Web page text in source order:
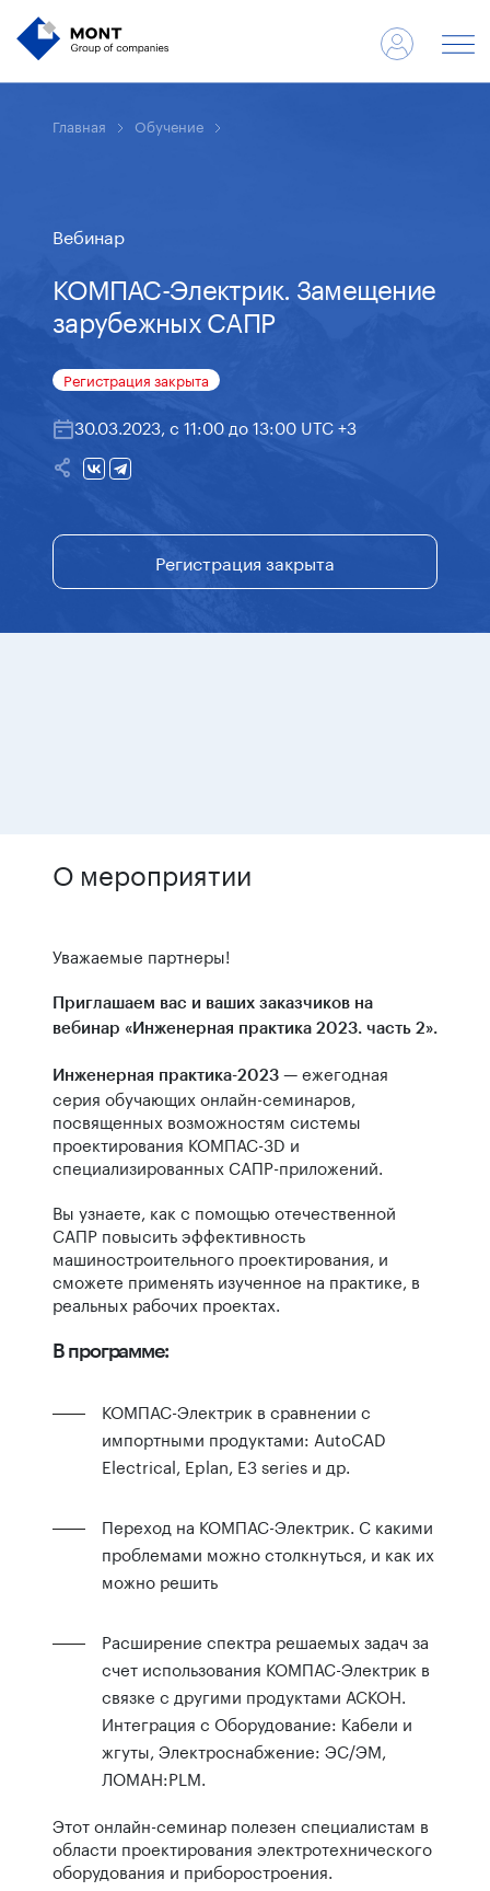
Главная Обучение
Вебинар
КОМПАС-Электрик. Замещение
зарубежных САПР
Регистрация закрыта
30.03.2023, с 11:00 до 13:00 UTC +3
Регистрация закрыта
О мероприятии
Уважаемые партнеры!
Приглашаем вас и ваших заказчиков на
вебинар «Инженерная практика 2023. часть 2».
Инженерная практика-2023 — ежегодная
серия обучающих онлайн-семинаров,
посвященных возможностям системы
проектирования КОМПАС-3D и
специализированных САПР-приложений.
Вы узнаете, как с помощью отечественной
САПР повысить эффективность
машиностроительного проектирования, и
сможете применять изученное на практике, в
реальных рабочих проектах.
В программе:
КОМПАС-Электрик в сравнении с
импортными продуктами: AutoCAD
Electrical, Eplan, E3 series и др.
Переход на КОМПАС-Электрик. С какими
проблемами можно столкнуться, и как их
можно решить
Расширение спектра решаемых задач за
счет использования КОМПАС-Электрик в
связке с другими продуктами АСКОН.
Интеграция с Оборудование: Кабели и
жгуты, Электроснабжение: ЭС/ЭМ,
ЛОМАН:PLM.
Этот онлайн-семинар полезен специалистам в
области проектирования электротехнического
оборудования и приборостроения.